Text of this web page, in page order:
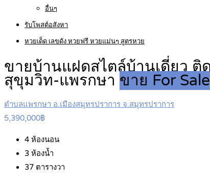
อื่นๆ
รับโพสต์อสังหา
หวยเด็ด เลขดัง หวยฟรี หวยแม่นๆ สูตรหวย
ขายบ้านแฝดสไตล์บ้านเดี่ยว ติ
สุขุมวิท-แพรกษา ขาย For Sale
ตำบลแพรกษา อ.เมืองสมุทรปราการ จ.สมุทรปราการ
5,390,000฿
4 ห้องนอน
3 ห้องน้ำ
37 ตารางวา